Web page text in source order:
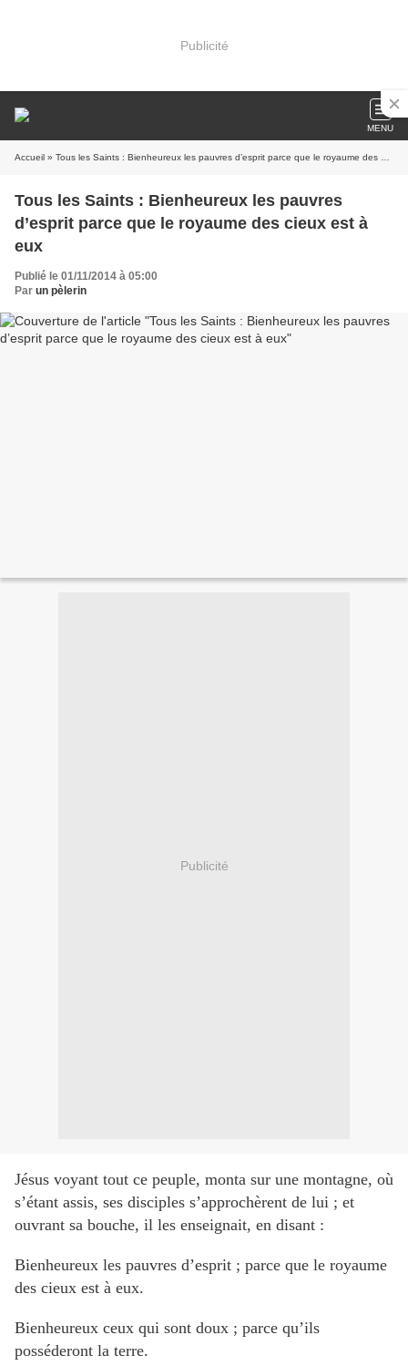
Publicité
MENU
Accueil » Tous les Saints : Bienheureux les pauvres d’esprit parce que le royaume des cieux est à eux
Tous les Saints : Bienheureux les pauvres
d’esprit parce que le royaume des cieux est à
eux
Publié le 01/11/2014 à 05:00
Par un pèlerin
Publicité
Jésus voyant tout ce peuple, monta sur une montagne, où
s’étant assis, ses disciples s’approchèrent de lui ; et
ouvrant sa bouche, il les enseignait, en disant :
Bienheureux les pauvres d’esprit ; parce que le royaume
des cieux est à eux.
Bienheureux ceux qui sont doux ; parce qu’ils
posséderont la terre.